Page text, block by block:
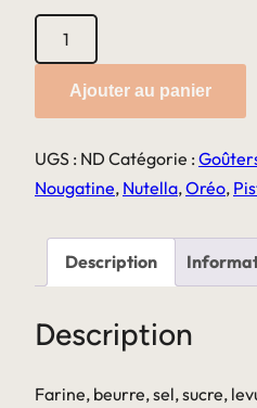
quantité
de
DonutsAjouter au panier
UGS : ND Catégorie :
Nougatine, Nutella,Oréo,
Description
Description
Farine, beurre, sel, sucre,